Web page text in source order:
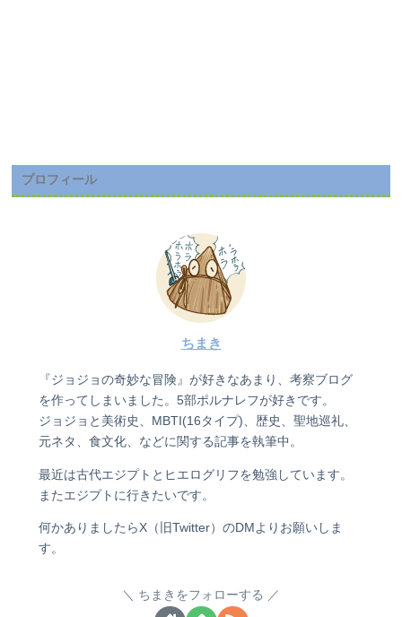
プロフィール
ちまき
『ジョジョの奇妙な冒険』が好きなあまり、考察ブログ
を作ってしまいました。5部ポルナレフが好きです。
ジョジョと美術史、MBTI(16タイプ)、歴史、聖地巡礼、
元ネタ、食文化、などに関する記事を執筆中。
最近は古代エジプトとヒエログリフを勉強しています。
またエジプトに行きたいです。
何かありましたらX（旧Twitter）のDMよりお願いしま
す。
ちまきをフォローする